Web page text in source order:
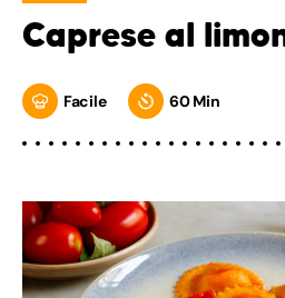
Caprese al
Facile 60 Min